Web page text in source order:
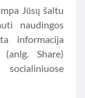
Jūsų šaltu
naudingos
informacija
Share)
socialiniuose